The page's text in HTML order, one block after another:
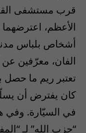
قرب مستشفى
الأعظم،
أشخاص بلباس
الفان، معرّفين
تعتبر ريم ما
كان يفترض أن
في السيّارة. وفي
“حزب الله” لـ